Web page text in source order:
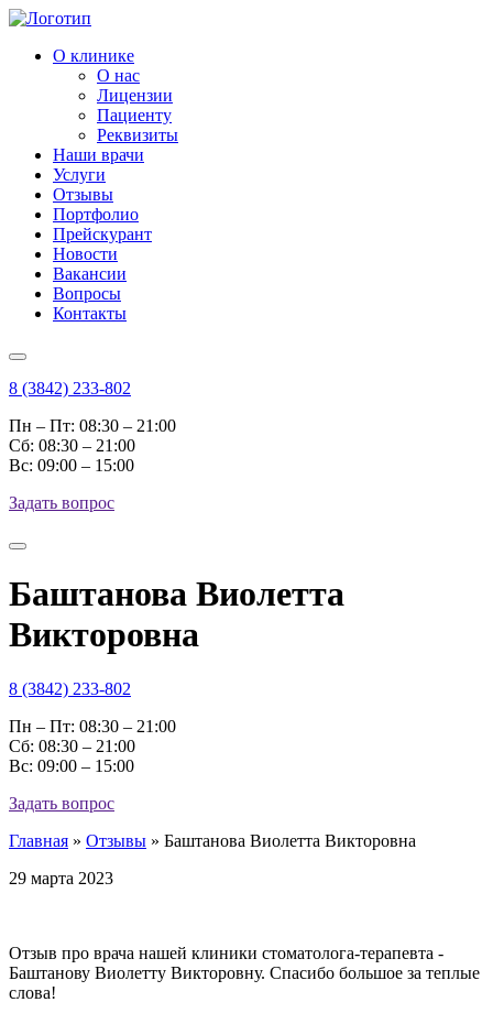
О клинике
О нас
Лицензии
Пациенту
Реквизиты
Наши врачи
Услуги
Отзывы
Портфолио
Прейскурант
Новости
Вакансии
Вопросы
Контакты
8 (3842) 233-802
Пн – Пт: 08:30 – 21:00
Cб: 08:30 – 21:00
Вс: 09:00 – 15:00
Задать вопрос
Баштанова Виолетта
Викторовна
8 (3842) 233-802
Пн – Пт: 08:30 – 21:00
Cб: 08:30 – 21:00
Вс: 09:00 – 15:00
Задать вопрос
Главная » Отзывы » Баштанова Виолетта Викторовна
29 марта 2023
Отзыв про врача нашей клиники стоматолога-терапевта -
Баштанову Виолетту Викторовну. Спасибо большое за теплые
слова!